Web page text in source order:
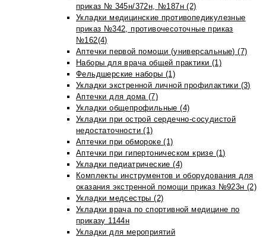
приказ № 345н/372н, №187н (2)
Укладки медицинские противопедикулезные
приказ №342, противочесоточные приказ
№162(4)
Аптечки первой помощи (универсальные) (7)
Наборы для врача общей практики (1)
Фельдшерские наборы (1)
Укладки экстренной личной профилактики (3)
Аптечки для дома (7)
Укладки общепрофильные (4)
Укладки при острой сердечно-сосудистой
недостаточности (1)
Аптечки при обмороке (1)
Аптечки при гипертоническом кризе (1)
Укладки педиатрические (4)
Комплекты инструментов и оборудования для
оказания экстренной помощи приказ №923н (2)
Укладки медсестры (2)
Укладки врача по спортивной медицине по
приказу 1144н
Укладки для мероприятий